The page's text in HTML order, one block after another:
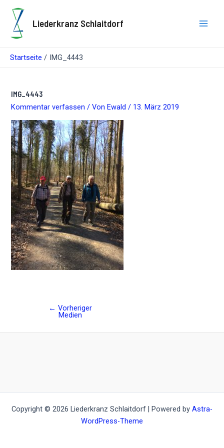
Inhalt
springen
Liederkranz Schlaitdorf
Startseite IMG_4443
IMG_4443
Kommentar verfassen / VonEwald/ 13. März 2019
← Vorheriger
Medien
Copyright © 2026 Liederkranz Schlaitdorf | Powered by Astra-
WordPress-Theme